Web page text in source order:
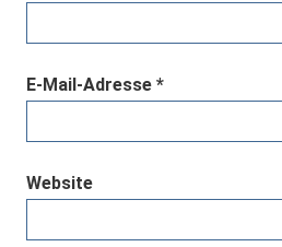
E-Mail-Adresse *
Website